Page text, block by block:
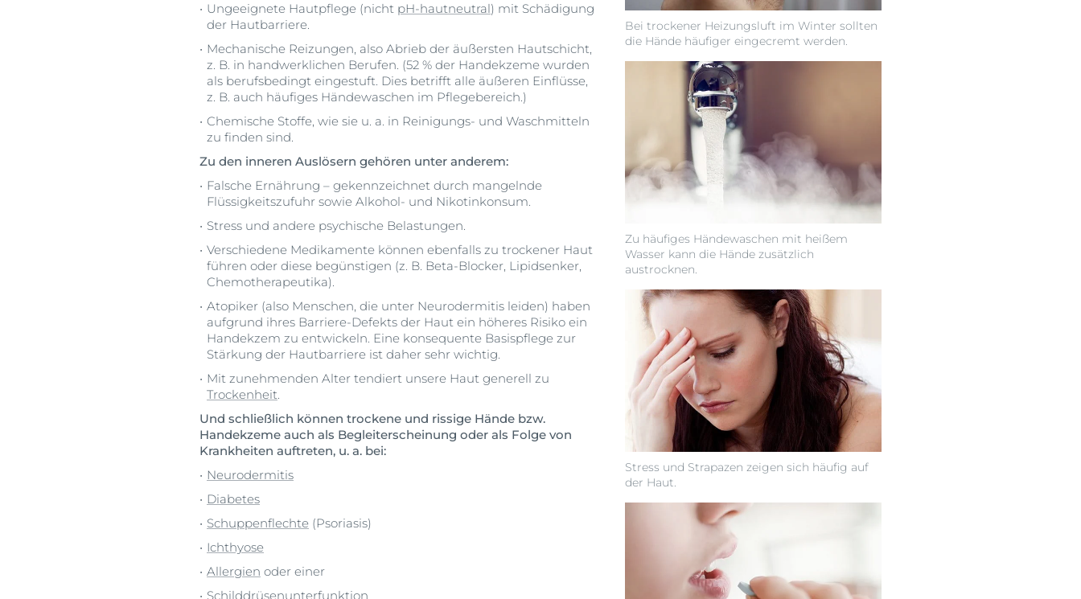
Bei trockener Heizungsluft im Winter sollten
die Hände häufiger eingecremt werden.
Zu häufiges Händewaschen mit heißem
Wasser kann die Hände zusätzlich
austrocknen.
Stress und Strapazen zeigen sich häufig auf
der Haut.
Ungeeignete Hautpflege (nicht pH-hautneutral) mit Schädigung
der Hautbarriere.
Mechanische Reizungen, also Abrieb der äußersten Hautschicht,
z. B. in handwerklichen Berufen. (52 % der Handekzeme wurden
als berufsbedingt eingestuft. Dies betrifft alle äußeren Einflüsse,
z. B. auch häufiges Händewaschen im Pflegebereich.)
Chemische Stoffe, wie sie u. a. in Reinigungs- und Waschmitteln
zu finden sind.
Zu den inneren Auslösern gehören unter anderem:
Falsche Ernährung – gekennzeichnet durch mangelnde
Flüssigkeitszufuhr sowie Alkohol- und Nikotinkonsum.
Stress und andere psychische Belastungen.
Verschiedene Medikamente können ebenfalls zu trockener Haut
führen oder diese begünstigen (z. B. Beta-Blocker, Lipidsenker,
Chemotherapeutika).
Atopiker (also Menschen, die unter Neurodermitis leiden) haben
aufgrund ihres Barriere-Defekts der Haut ein höheres Risiko ein
Handekzem zu entwickeln. Eine konsequente Basispflege zur
Stärkung der Hautbarriere ist daher sehr wichtig.
Mit zunehmenden Alter tendiert unsere Haut generell zu
Trockenheit.
Und schließlich können trockene und rissige Hände bzw.
Handekzeme auch als Begleiterscheinung oder als Folge von
Krankheiten auftreten, u. a. bei:
Neurodermitis
Diabetes
Schuppenflechte (Psoriasis)
Ichthyose
Allergien oder einer
Schilddrüsenunterfunktion